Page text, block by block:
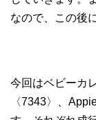
なので、この後
今回はベビーカ
〈7343〉、